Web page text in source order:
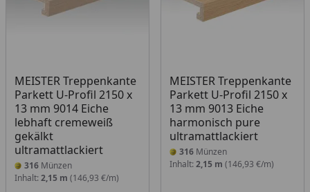
MEISTER Treppenkante
Parkett U-Profil 2150 x
13 mm 9014 Eiche
lebhaft cremeweiß
gekälkt
ultramattlackiert
316 Münzen
Inhalt: 2,15 m (146,93 €/m)
MEISTER Treppenkante
Parkett U-Profil 2150 x
13 mm 9013 Eiche
harmonisch pure
ultramattlackiert
316Münzen
Inhalt: 2,15 m (146,93 €/m)